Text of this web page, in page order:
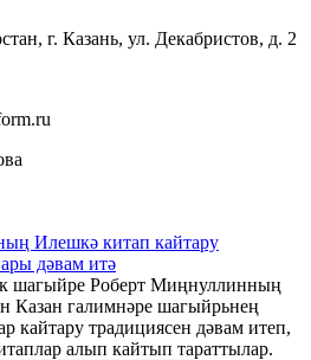
г. Казань, ул. Декабристов, д. 2
Илешкә китап кайтару
дәвам итә
шагыйре Роберт Миңнуллинның
Казан галимнәре шагыйрьнең
кайтару традициясен дәвам итеп,
алып кайтып тараттылар.